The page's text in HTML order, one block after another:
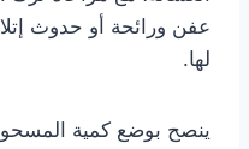
عفن ورائحة أو حدوث
لها.
ينصح بوضع كمية